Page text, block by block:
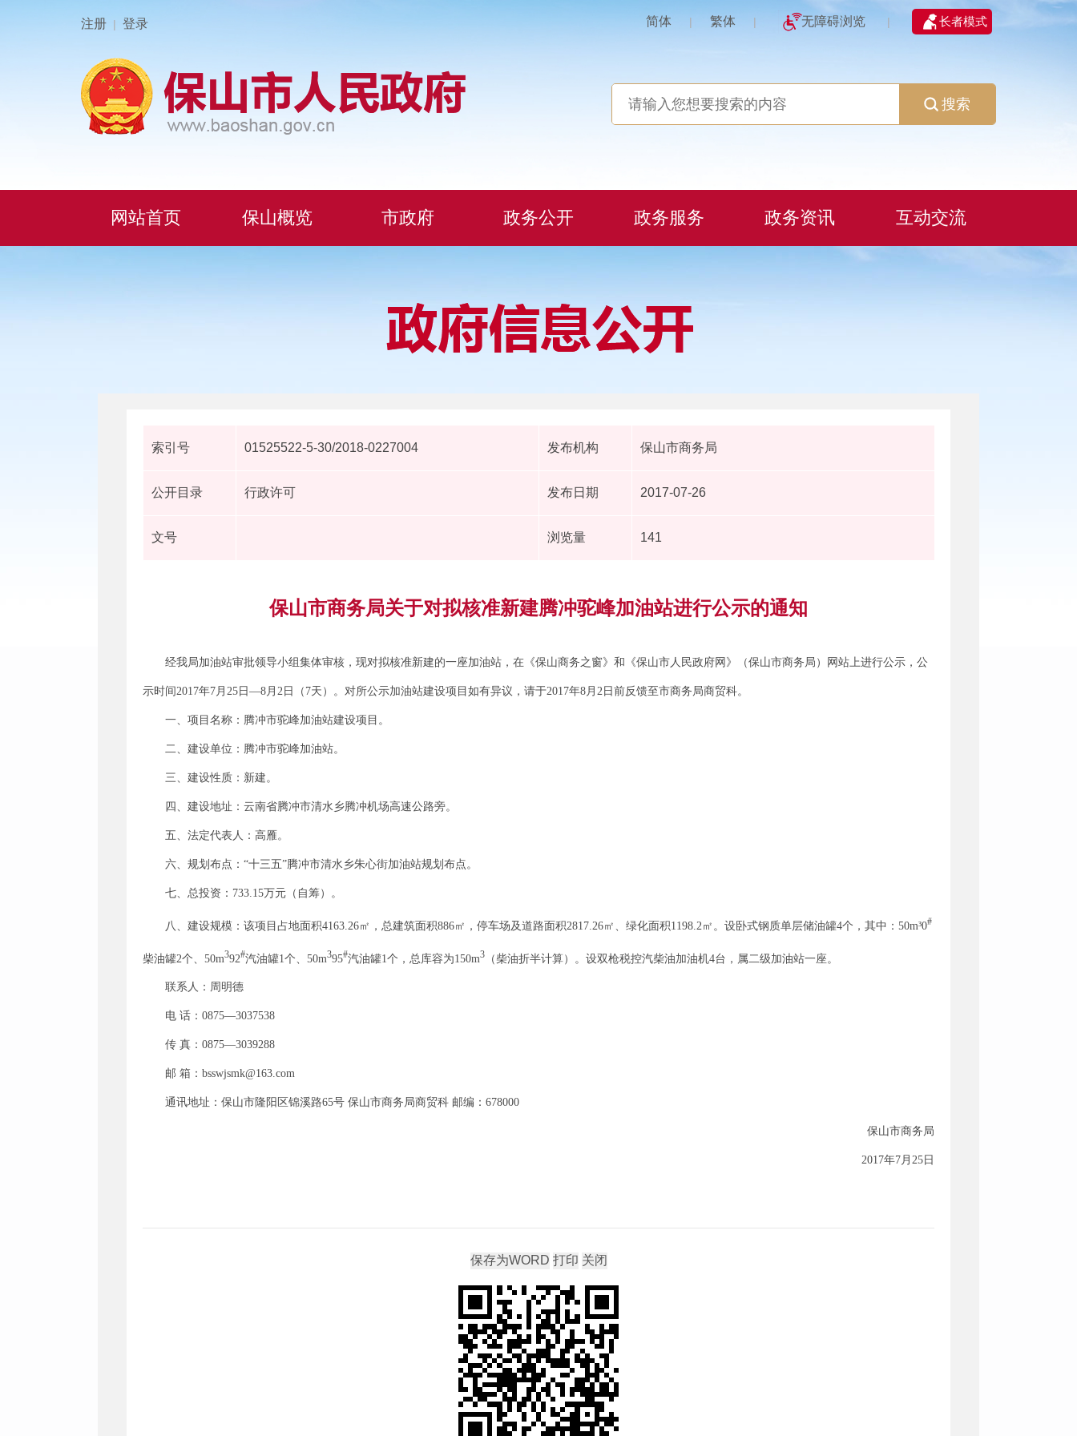
注册 | 登录 简体 | 繁体 | 无障碍浏览 | 长者模式
搜索
网站首页 保山概览 市政府 政务公开 政务服务 政务资讯 互动交流
索引号 01525522-5-30/2018-0227004 发布机构 保山市商务局
公开目录 行政许可 发布日期 2017-07-26
文号 浏览量 141
保山市商务局关于对拟核准新建腾冲驼峰加油站进行公示的通知
经我局加油站审批领导小组集体审核，现对拟核准新建的一座加油站，在《保山商务之窗》和《保山市人民政府网》（保山市商务局）网站上进行公示，公
示时间2017年7月25日—8月2日（7天）。对所公示加油站建设项目如有异议，请于2017年8月2日前反馈至市商务局商贸科。
一、项目名称：腾冲市驼峰加油站建设项目。
二、建设单位：腾冲市驼峰加油站。
三、建设性质：新建。
四、建设地址：云南省腾冲市清水乡腾冲机场高速公路旁。
五、法定代表人：高雁。
六、规划布点：“十三五”腾冲市清水乡朱心街加油站规划布点。
七、总投资：733.15万元（自筹）。
八、建设规模：该项目占地面积4163.26㎡，总建筑面积886㎡，停车场及道路面积2817.26㎡、绿化面积1198.2㎡。设卧式钢质单层储油罐4个，其中：50m³0#
柴油罐2个、50m392#汽油罐1个、50m395#汽油罐1个，总库容为150m3 （柴油折半计算）。设双枪税控汽柴油加油机4台，属二级加油站一座。
联系人：周明德
电 话：0875—3037538
传 真：0875—3039288
邮 箱：bsswjsmk@163.com
通讯地址：保山市隆阳区锦溪路65号 保山市商务局商贸科 邮编：678000
保山市商务局
2017年7月25日